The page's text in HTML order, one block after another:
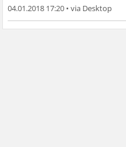
04.01.2018 17:20 •